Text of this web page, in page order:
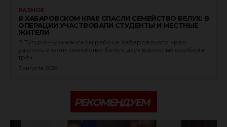
РАЗНОЕ
В ХАБАРОВСКОМ КРАЕ СПАСЛИ СЕМЕЙСТВО БЕЛУХ: В
ОПЕРАЦИИ УЧАСТВОВАЛИ СТУДЕНТЫ И МЕСТНЫЕ
ЖИТЕЛИ
В Тугуро-Чумиканском районе Хабаровского края
удалось спасти семейство белух, двух взрослых особей и
трёх...
3 августа 2026
РЕКОМЕНДУЕМ